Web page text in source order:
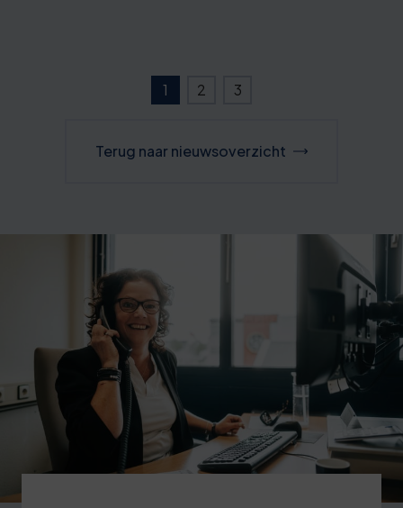
1 2 3
Terug naar nieuwsoverzicht